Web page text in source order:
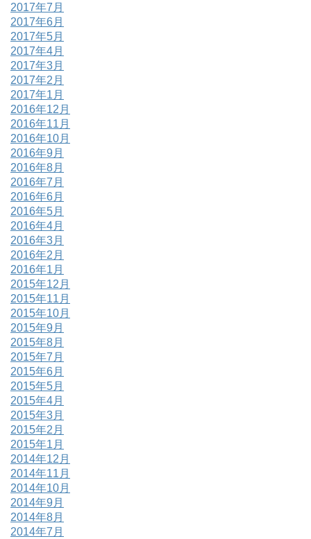
2017年7月
2017年6月
2017年5月
2017年4月
2017年3月
2017年2月
2017年1月
2016年12月
2016年11月
2016年10月
2016年9月
2016年8月
2016年7月
2016年6月
2016年5月
2016年4月
2016年3月
2016年2月
2016年1月
2015年12月
2015年11月
2015年10月
2015年9月
2015年8月
2015年7月
2015年6月
2015年5月
2015年4月
2015年3月
2015年2月
2015年1月
2014年12月
2014年11月
2014年10月
2014年9月
2014年8月
2014年7月